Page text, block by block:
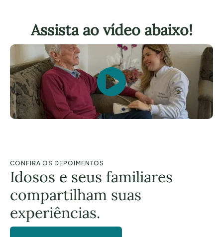
Assista ao vídeo abaixo!
CONFIRA OS DEPOIMENTOS
Idosos e seus familiares
compartilham suas
experiências.